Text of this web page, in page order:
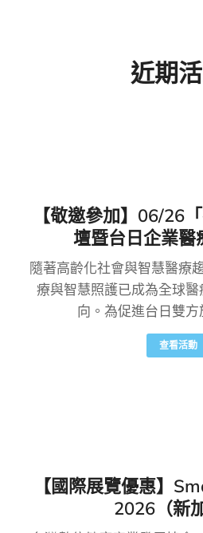
近期
【敬邀參加】06/26
壇暨台日企業醫
隨著高齡化社會與智慧醫療
療與智慧照護已成為全球
向。為促進台日雙方
查看活動
【國際展覽優惠】
2026（新